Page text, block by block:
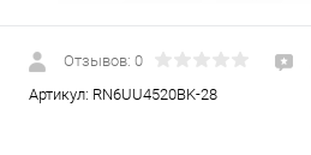
Отзывов: 0
Артикул: RN6UU4520BK-28